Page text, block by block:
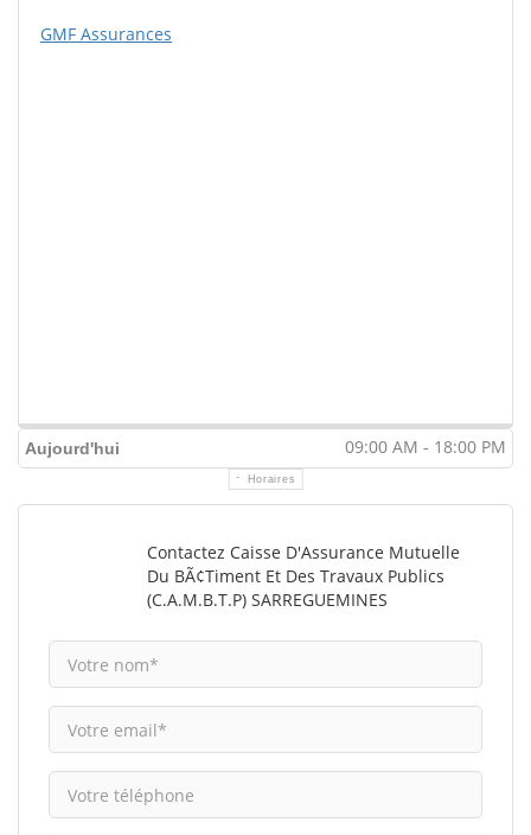
GMF Assurances
Aujourd'hui 09:00 AM - 18:00 PM
Horaires
Contactez Caisse D'Assurance Mutuelle
Du BÃ¢timent Et Des Travaux Publics
(C.A.M.B.T.P) SARREGUEMINES